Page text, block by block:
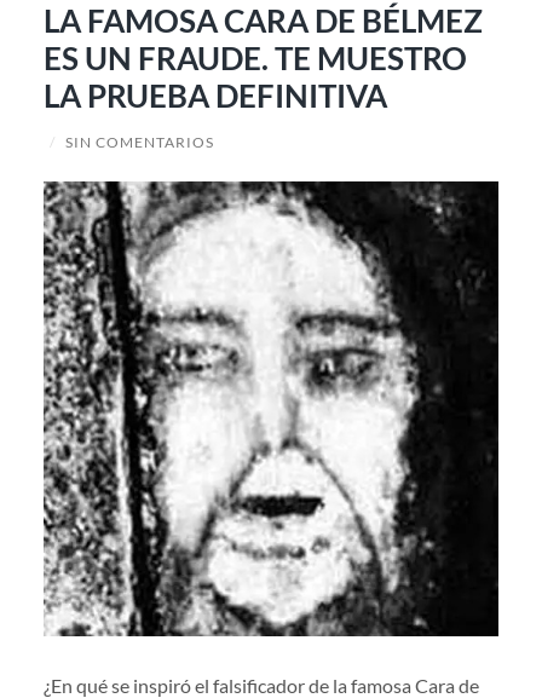
LA FAMOSA CARA DE BÉLMEZ
ES UN FRAUDE. TE MUESTRO
LA PRUEBA DEFINITIVA
/ SIN COMENTARIOS
¿En qué se inspiró el falsificador de la famosa Cara de